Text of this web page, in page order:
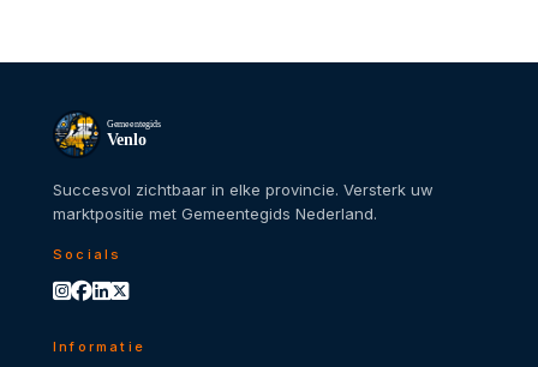
Gemeentegids
Venlo
Succesvol zichtbaar in elke provincie. Versterk uw
marktpositie met Gemeentegids Nederland.
Socials
Informatie